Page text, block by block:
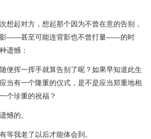
想起对方，想起那个因为不曾在意的告别，
影——甚至可能连背影也不曾打量——的时
遗憾：
便挥一挥手就算告别了呢？如果早知道此生
当有一个隆重的仪式，是不是应当郑重地相
个珍重的祝福？
憾的。
等我老了以后才能体会到。